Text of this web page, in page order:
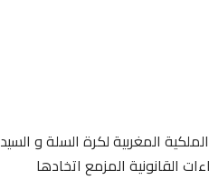
المغربية لكرة السلة و السيد
القانونية المزمع اتخادها